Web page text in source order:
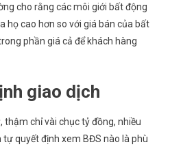
cho rằng các môi giới bất động
họ cao hơn so với giá bán của bất
phần giá cả để khách hàng
giao dịch
chỉ vài chục tỷ đồng, nhiều
quyết định xem BĐS nào là phù